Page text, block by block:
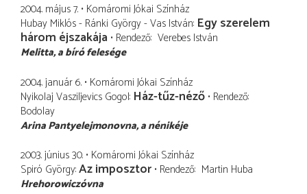
2004. május 7. Komáromi Jókai Színház
Hubay Miklós - Ránki György - Vas István Egy szerelem
három éjszakája Rendező Verebes István
Melitta a bíró felesége
2004. január 6. Komáromi Jókai Színház
Nyikolaj Vasziljevics Gogol Ház-tűz-néző Rendező
Bodolay
Arina Pantyelejmonovna a nénikéje
2003. június 30. Komáromi Jókai Színház
Spiró György Az imposztor Rendező Martin Huba
Hrehorowiczóvna